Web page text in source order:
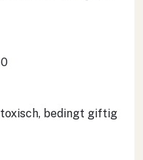
bedingt giftig